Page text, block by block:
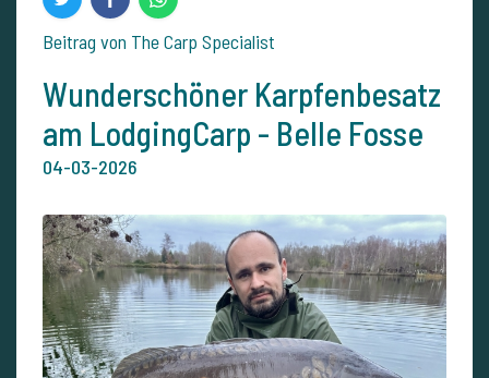
Beitrag von The Carp Specialist
Wunderschöner Karpfenbesatz
am LodgingCarp - Belle Fosse
04-03-2026